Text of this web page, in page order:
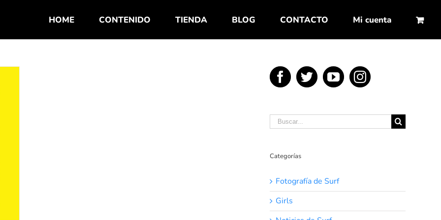
HOME CONTENIDO TIENDA BLOG CONTACTO Mi cuenta
Buscar:
Categorías
Fotografía de Surf
Girls